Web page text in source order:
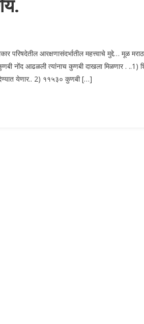
आरक्षणासंदर्भातील महत्त्वाचे मुद्दे… मूळ
नोंद आढळली त्यांनाच कुणबी दाखला मिळणार . ..1)
देण्यात येणार.. 2) ११५३० कुणबी […]